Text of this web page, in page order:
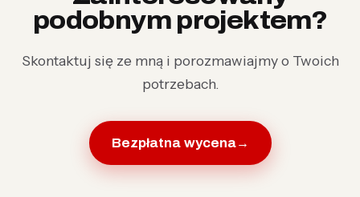
podobnym projektem?
Skontaktuj się ze mną i porozmawiajmy o Twoich
potrzebach.
Bezpłatna wycena→